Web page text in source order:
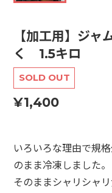
【加工用】ジャ
く 1.5キロ
¥1,400
SOLD OUT
いろいろな理由で規
のまま冷凍しました。
そのままシャリシャ